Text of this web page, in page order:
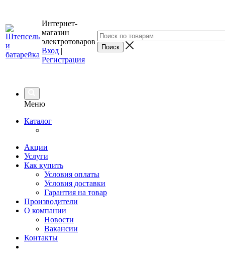
Интернет-
магазин
электротоваров
Вход |
Регистрация
Меню
Каталог
Акции
Услуги
Как купить
Условия оплаты
Условия доставки
Гарантия на товар
Производители
О компании
Новости
Вакансии
Контакты